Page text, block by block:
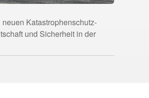
Katastrophenschutz-
und Sicherheit in der